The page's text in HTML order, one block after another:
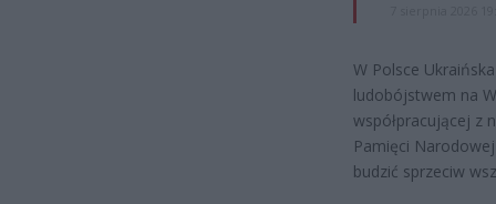
W Polsce
ludobójstwem na
współpracującej z
Pamięci
budzić sprzeciw